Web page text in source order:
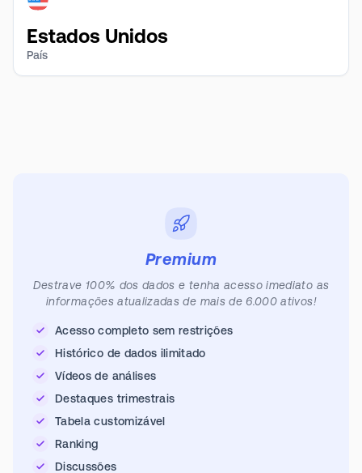
Estados Unidos
País
Premium
Destrave 100% dos dados e tenha acesso imediato as
informações atualizadas de mais de 6.000 ativos!
Acesso completo sem restrições
Histórico de dados ilimitado
Vídeos de análises
Destaques trimestrais
Tabela customizável
Ranking
Discussões